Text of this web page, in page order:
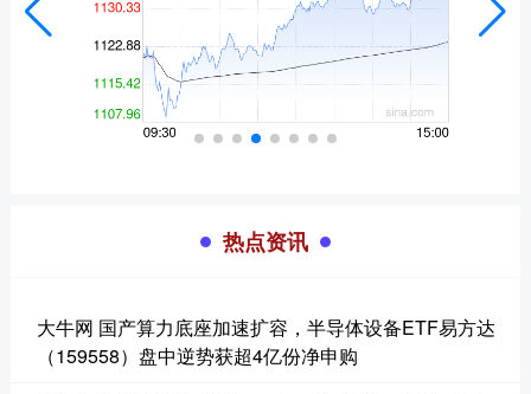
热点资讯
大牛网 国产算力底座加速扩容，半导体设备ETF易方达
（159558）盘中逆势获超4亿份净申购